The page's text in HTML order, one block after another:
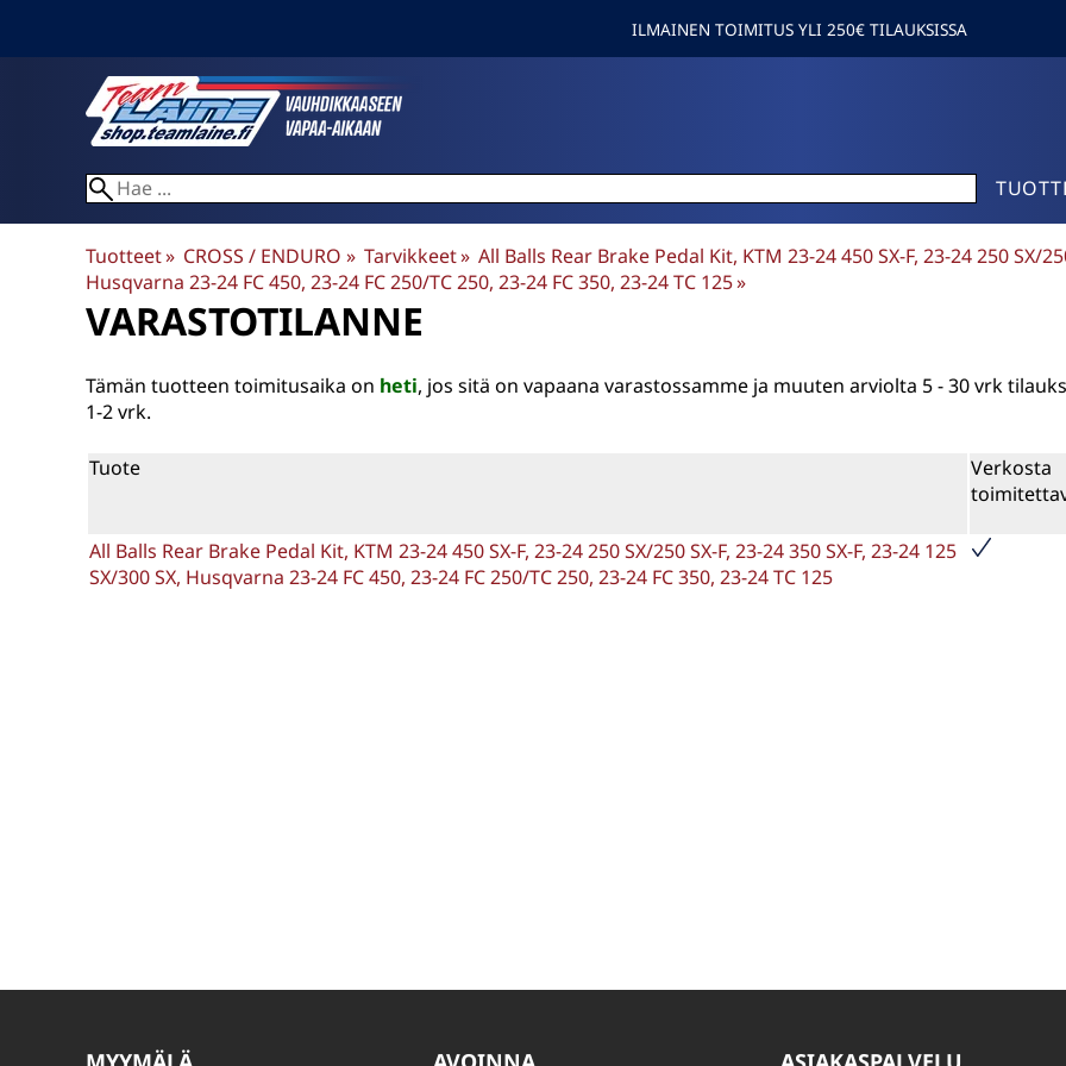
ILMAINEN TOIMITUS YLI 250€ TILAUKSISSA
Tuotteet‪» CROSS / ENDURO ‪» Tarvikkeet‪» All Balls Rear Brake Pedal Kit, KTM 23-24 450 SX-F, 23-24 250 SX/
Husqvarna 23-24 FC 450, 23-24 FC 250/TC 250, 23-24 FC 350, 23-24 TC 125‪»
VARASTOTILANNE
Tämän tuotteen toimitusaika on heti, jos sitä on vapaana varastossamme ja muuten arviolta 5 - 30 vrk
1-2 vrk.
Tuote
Verkosta
All Balls Rear Brake Pedal Kit, KTM 23-24 450 SX-F, 23-24 250 SX/250 SX-F, 23-24 350 SX-F, 23-24 125
SX/300 SX, Husqvarna 23-24 FC 450, 23-24 FC 250/TC 250, 23-24 FC 350, 23-24 TC 125